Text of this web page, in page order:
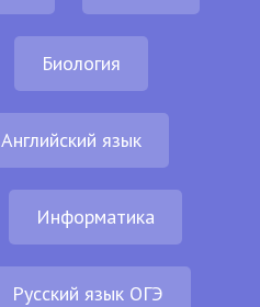
Биология
Английский язык
Информатика
Русский язык ОГЭ